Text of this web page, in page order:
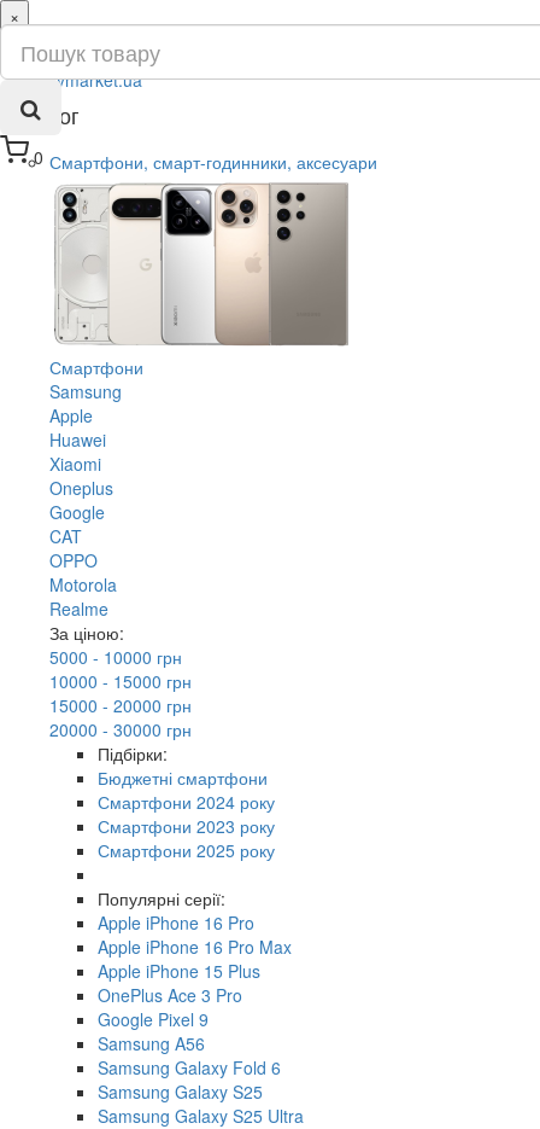
0
×
ru
ua
Каталог
Смартфони, смарт-годинники, аксесуари
Смартфони
Samsung
Apple
Huawei
Xiaomi
Oneplus
Google
CAT
OPPO
Motorola
Realme
За ціною:
5000 - 10000 грн
10000 - 15000 грн
15000 - 20000 грн
20000 - 30000 грн
Підбірки:
Бюджетні смартфони
Смартфони 2024 року
Смартфони 2023 року
Смартфони 2025 року
Популярні серії:
Apple iPhone 16 Pro
Apple iPhone 16 Pro Max
Apple iPhone 15 Plus
OnePlus Ace 3 Pro
Google Pixel 9
Samsung A56
Samsung Galaxy Fold 6
Samsung Galaxy S25
Samsung Galaxy S25 Ultra